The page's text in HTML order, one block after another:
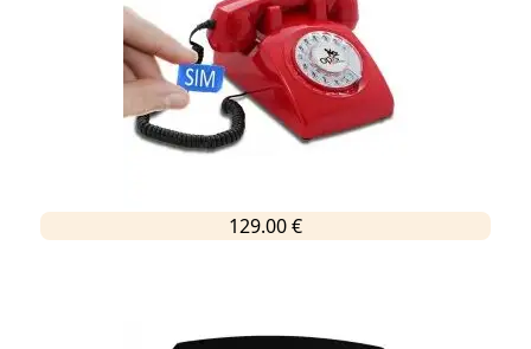
129.00 €